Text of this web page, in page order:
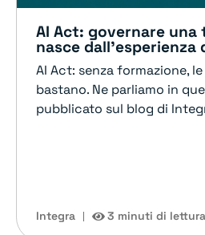
AI Act: governare
nasce
AI Act: senza formazione,
bastano. Ne parliamo in
pubblicato sul blog di
Integra 3 minuti di lettura